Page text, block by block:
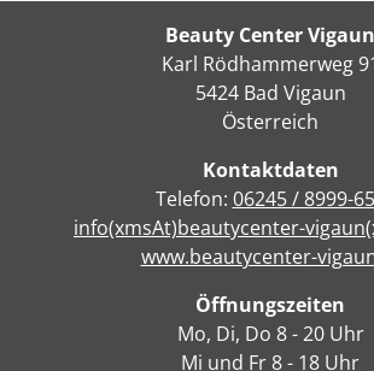
Beauty Center Vigaun
Karl Rödhammerweg
5424 Bad Vigaun
Österreich
Kontaktdaten
Telefon: 06245 / 8999-
info(xmsAt)beautycenter-
www.beautycenter-
Öffnungszeiten
Mo, Di, Do 8 - 20 Uhr
Mi und Fr 8 - 18 Uhr